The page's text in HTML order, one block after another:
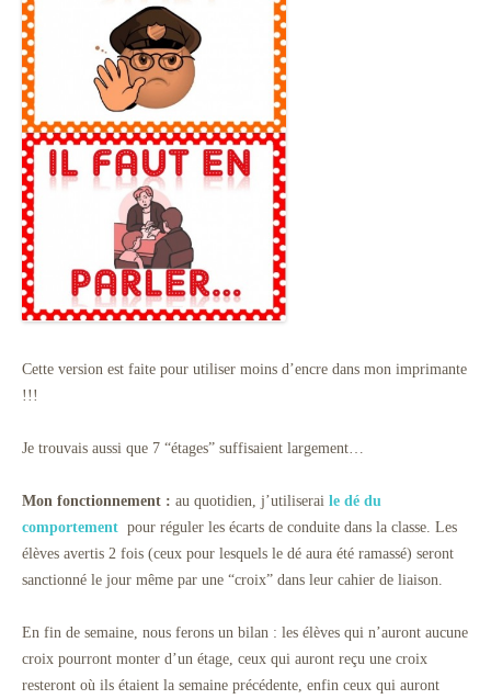
Cette version est faite pour utiliser moins d’encre dans mon imprimante
!!!
Je trouvais aussi que 7 “étages” suffisaient largement…
Mon fonctionnement : au quotidien, j’utiliserai le dé du
comportement pour réguler les écarts de conduite dans la classe. Les
élèves avertis 2 fois (ceux pour lesquels le dé aura été ramassé) seront
sanctionné le jour même par une “croix” dans leur cahier de liaison.
En fin de semaine, nous ferons un bilan : les élèves qui n’auront aucune
croix pourront monter d’un étage, ceux qui auront reçu une croix
resteront où ils étaient la semaine précédente, enfin ceux qui auront